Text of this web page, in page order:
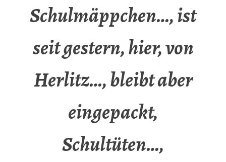
Schulmäppchen…, ist
seit gestern, hier, von
Herlitz…, bleibt aber
eingepackt,
Schultüten…,